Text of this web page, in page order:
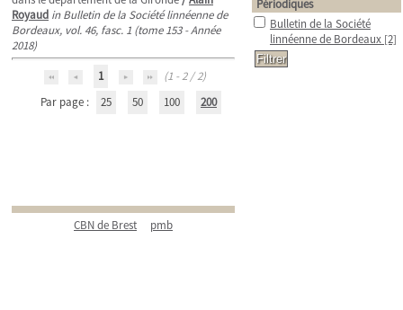
Royaud in Bulletin de la Société linnéenne de
Bordeaux, vol. 46, fasc. 1 (tome 153 - Année
2018)
1
(1 - 2 / 2)
Par page :
25 50 100 200
CBN de Brest pmb
Périodiques
Bulletin de la Société
linnéenne de Bordeaux [2]